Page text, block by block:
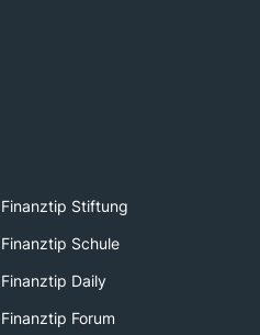
Finanztip Stiftung
Finanztip Schule
Finanztip Daily
Finanztip Forum